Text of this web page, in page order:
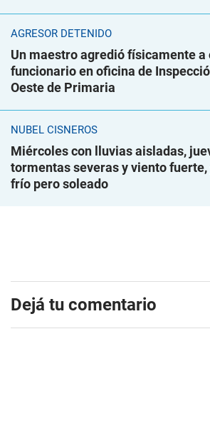
AGRESOR DETENIDO
Un maestro agredió físicamente a
funcionario en oficina de
Oeste de Primaria
NUBEL CISNEROS
Miércoles con lluvias aisladas,
tormentas severas y viento
frío pero soleado
Dejá tu comentario